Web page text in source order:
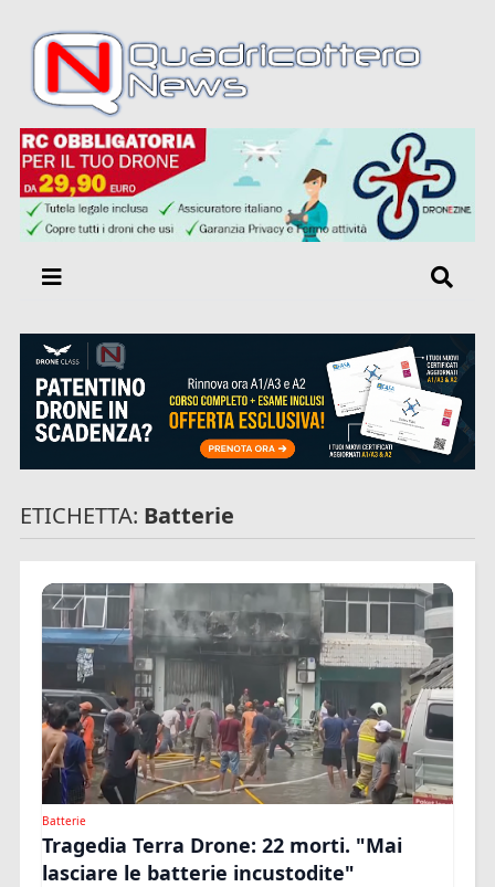
ETICHETTA: Batterie
Batterie
Tragedia Terra Drone: 22 morti. "Mai
lasciare le batterie incustodite"